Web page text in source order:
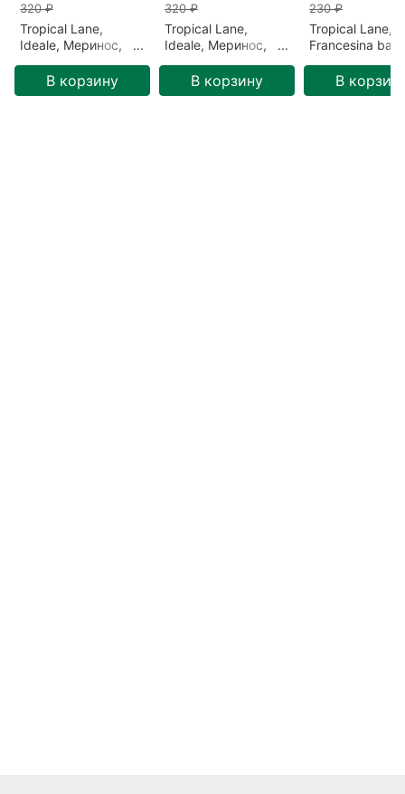
320 ₽
Tropical Lane,
Ideale, Меринос,
коралл (493)
В корзину
320 ₽
Tropical Lane,
Ideale, Меринос,
(535)В корзину
230 ₽
Tropical Lane,
Francesina
Голубой (364)
В